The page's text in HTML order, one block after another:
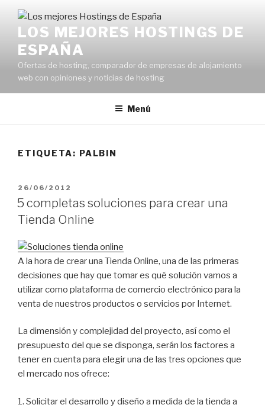
contenidoLOS MEJORES HOSTINGS DE
ESPAÑA
Ofertas de hosting, comparador de empresas de alojamiento
web con opiniones y noticias de hosting
Menú
ETIQUETA: PALBIN
PUBLICADO
EL
26/06/2012
5 completas soluciones para crear una
Tienda Online
A la hora de crear una Tienda Online, una de las primeras
decisiones que hay que tomar es qué solución vamos a
utilizar como plataforma de comercio electrónico para la
venta de nuestros productos o servicios por Internet.
La dimensión y complejidad del proyecto, así como el
presupuesto del que se disponga, serán los factores a
tener en cuenta para elegir una de las tres opciones que
el mercado nos ofrece:
1. Solicitar el desarrollo y diseño a medida de la tienda a